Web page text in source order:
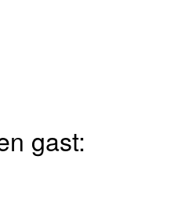
gast: